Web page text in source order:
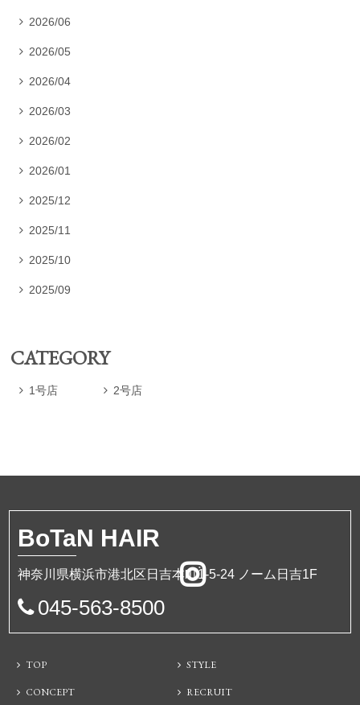
 2026/06
 2026/05
 2026/04
 2026/03
 2026/02
 2026/01
 2025/12
 2025/11
 2025/10
 2025/09
CATEGORY
 1号店  2号店
BoTaN HAIR
神奈川県横浜市港北区日吉本町1-5-24 ノーム日吉1F
045-563-8500
TOP
CONCEPT
STYLE
RECRUIT